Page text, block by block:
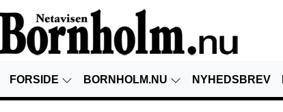
FORSIDE BORNHOLM.NU NYHEDSBREV